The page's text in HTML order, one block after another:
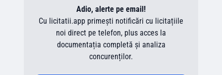
Adio, alerte pe email!
Cu licitatii.app primești notificări cu licitațiile
noi direct pe telefon, plus acces la
documentația completă și analiza
concurenților.